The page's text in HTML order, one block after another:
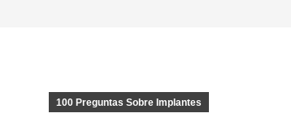
100 Preguntas Sobre Implantes